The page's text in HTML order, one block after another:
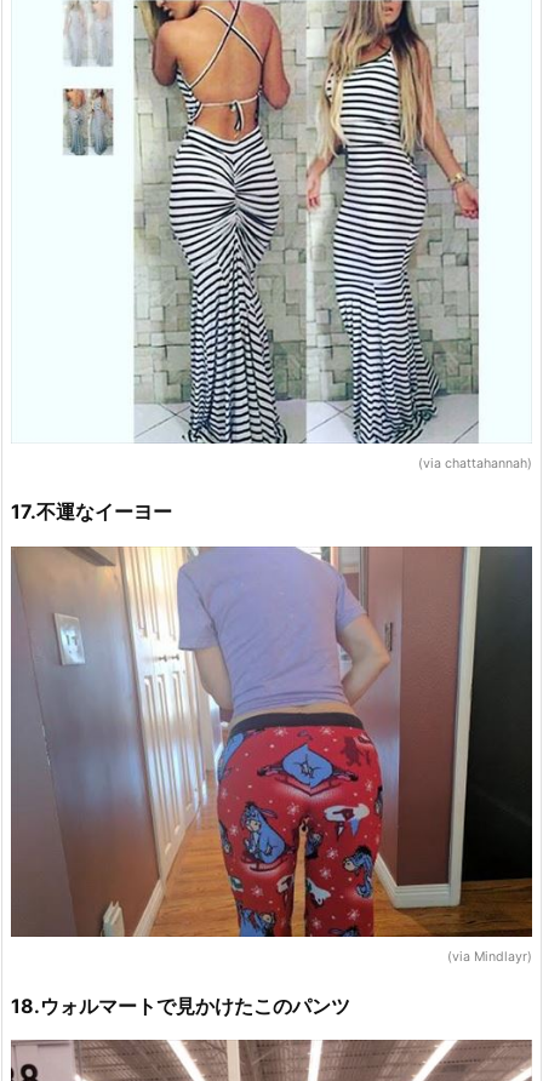
(via chattahannah)
17.不運なイーヨー
(via Mindlayr)
18.ウォルマートで見かけたこのパンツ